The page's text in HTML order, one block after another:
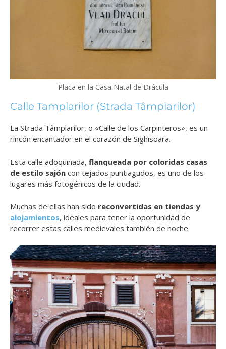
Placa en la Casa Natal de Drácula
Calle Tamplarilor (Strada Tâmplarilor)
La Strada Tâmplarilor, o «Calle de los Carpinteros», es un
rincón encantador en el corazón de Sighisoara.
Esta calle adoquinada, flanqueada por coloridas casas
de estilo sajón con tejados puntiagudos, es uno de los
lugares más fotogénicos de la ciudad.
Muchas de ellas han sido reconvertidas en tiendas y
alojamientos, ideales para tener la oportunidad de
recorrer estas calles medievales también de noche.